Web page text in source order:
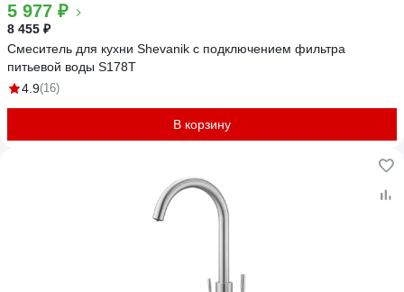
5 977 ₽
8 455 ₽
Смеситель для кухни Shevanik с подключением фильтра
питьевой воды S178T
4.9(16)
В корзину